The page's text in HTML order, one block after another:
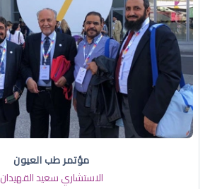
مؤتمر طب العيون
الاستشاري سعيد القهيدان